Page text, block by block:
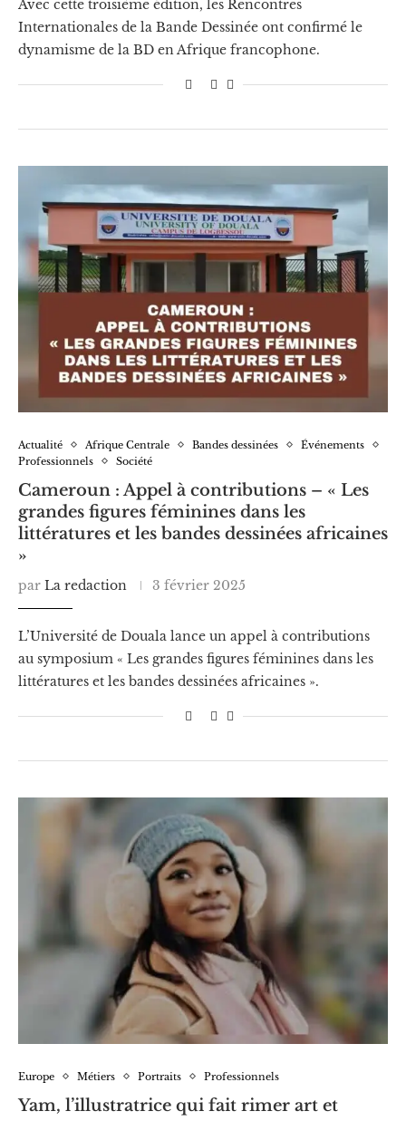
Avec cette troisième édition, les Rencontres
Internationales de la Bande Dessinée ont confirmé le
dynamisme de la BD en Afrique francophone.
Actualité Afrique Centrale Bandes dessinées
Événements
Professionnels
Société
Cameroun : Appel à contributions – « Les
grandes figures féminines dans les
littératures et les bandes dessinées africaines
»
par La redaction 3 février 2025
L’Université de Douala lance un appel à contributions
au symposium « Les grandes figures féminines dans les
littératures et les bandes dessinées africaines ».
Europe Métiers Portraits Professionnels
Yam, l’illustratrice qui fait rimer art et